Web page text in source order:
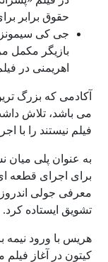
حقوق برابر
جی کی
بازیگر مکمل
اهریمنی در
آکادمی که بزرگ
می باشد، تلاش
فیلم نیستند را با
به عنوان پلی میان
برای اجرای قطعه
معرفی جولی اندروز
تشویق ایستاده کرد.
هریس با ورود نیمه
کیتون در آغاز